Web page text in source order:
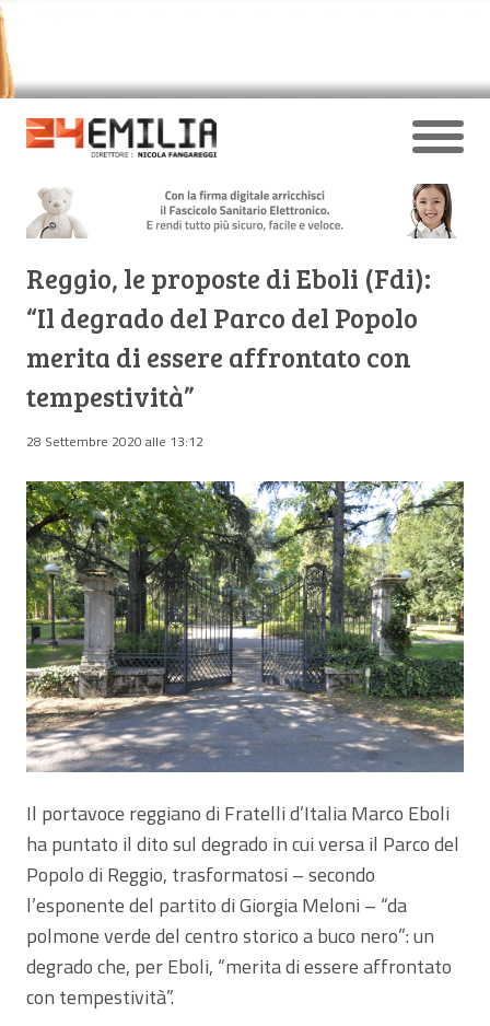
Reggio, le proposte di Eboli (Fdi):
“Il degrado del Parco del Popolo
merita di essere affrontato con
tempestività”
28 Settembre 2020 alle 13:12
Il portavoce reggiano di Fratelli d’Italia Marco Eboli
ha puntato il dito sul degrado in cui versa il Parco del
Popolo di Reggio, trasformatosi – secondo
l’esponente del partito di Giorgia Meloni – “da
polmone verde del centro storico a buco nero”: un
degrado che, per Eboli, “merita di essere affrontato
con tempestività”.